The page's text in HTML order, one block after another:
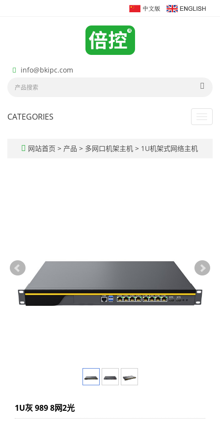
info@bkipc.com
CATEGORIES
网站首页 > 产品 > 多网口机架主机 > 1U机架式网络主机
1U灰 989 8网2光